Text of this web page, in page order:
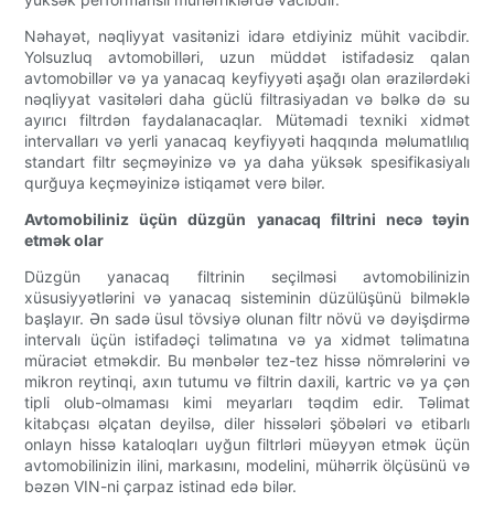
Nəhayət, nəqliyyat vasitənizi idarə etdiyiniz mühit vacibdir.
Yolsuzluq avtomobilləri, uzun müddət istifadəsiz qalan
avtomobillər və ya yanacaq keyfiyyəti aşağı olan ərazilərdəki
nəqliyyat vasitələri daha güclü filtrasiyadan və bəlkə də su
ayırıcı filtrdən faydalanacaqlar. Mütəmadi texniki xidmət
intervalları və yerli yanacaq keyfiyyəti haqqında məlumatlılıq
standart filtr seçməyinizə və ya daha yüksək spesifikasiyalı
qurğuya keçməyinizə istiqamət verə bilər.
Avtomobiliniz üçün düzgün yanacaq filtrini necə təyin
etmək olar
Düzgün yanacaq filtrinin seçilməsi avtomobilinizin
xüsusiyyətlərini və yanacaq sisteminin düzülüşünü bilməklə
başlayır. Ən sadə üsul tövsiyə olunan filtr növü və dəyişdirmə
intervalı üçün istifadəçi təlimatına və ya xidmət təlimatına
müraciət etməkdir. Bu mənbələr tez-tez hissə nömrələrini və
mikron reytinqi, axın tutumu və filtrin daxili, kartric və ya çən
tipli olub-olmaması kimi meyarları təqdim edir. Təlimat
kitabçası əlçatan deyilsə, diler hissələri şöbələri və etibarlı
onlayn hissə kataloqları uyğun filtrləri müəyyən etmək üçün
avtomobilinizin ilini, markasını, modelini, mühərrik ölçüsünü və
bəzən VIN-ni çarpaz istinad edə bilər.